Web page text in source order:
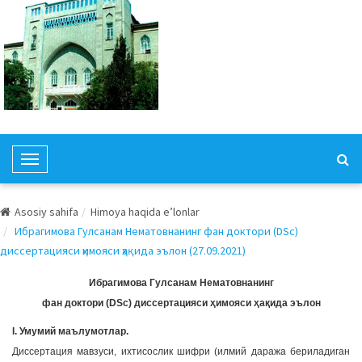
T
o
g
l
e
i
g
Asosiy sahifa
Himoya haqida e’lonlar
Ибрагимова Гулсанам Нематовнанинг фан доктори (DSc)
диссертацияси ҳимояси ҳақида эълон (27.09.2021)
Ибрагимова Гулсанам Нематовнанинг
фан доктори (DSc) диссертацияси ҳимояси ҳақида эълон
I. Умумий маълумотлар.
Дисcертация мавзуси, ихтисослик шифри (илмий даража бериладиган